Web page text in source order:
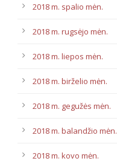
2018 m. spalio mėn.
2018 m. rugsėjo mėn.
2018 m. liepos mėn.
2018 m. birželio mėn.
2018 m. gegužės mėn.
2018 m. balandžio mėn.
2018 m. kovo mėn.